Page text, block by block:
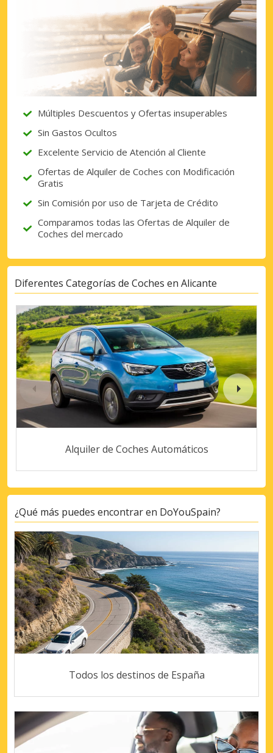
Múltiples Descuentos y Ofertas insuperables
Sin Gastos Ocultos
Excelente Servicio de Atención al Cliente
Ofertas de Alquiler de Coches con Modificación
Gratis
Sin Comisión por uso de Tarjeta de Crédito
Comparamos todas las Ofertas de Alquiler de
Coches del mercado
Diferentes Categorías de Coches en Alicante
Alquiler de Coches Automáticos
¿Qué más puedes encontrar en DoYouSpain?
Todos los destinos de España